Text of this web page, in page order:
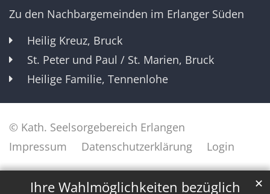
Ihre Wahlmöglichkeiten bezüglich
✕
Zu den Nachbargemeinden im Erlanger Süden
Heilig Kreuz, Bruck
St. Peter und Paul / St. Marien, Bruck
Heilige Familie, Tennenlohe
© Kath. Seelsorgebereich Erlangen
Impressum
Datenschutzerklärung Login